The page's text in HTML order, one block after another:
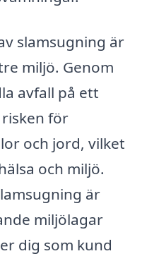
slamsugning är
miljö. Genom
avfall på ett
för
och jord, vilket
och miljö.
är
miljölagar
dig som kund